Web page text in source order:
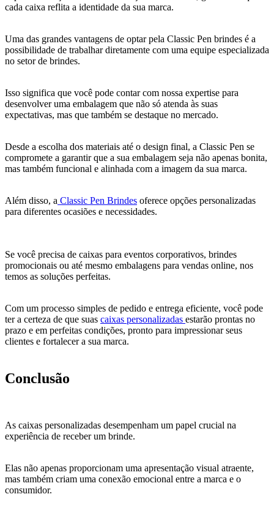
cada caixa reflita a identidade da sua marca.
Uma das grandes vantagens de optar pela Classic Pen brindes é a
possibilidade de trabalhar diretamente com uma equipe especializada
no setor de brindes.
Isso significa que você pode contar com nossa expertise para
desenvolver uma embalagem que não só atenda às suas
expectativas, mas que também se destaque no mercado.
Desde a escolha dos materiais até o design final, a Classic Pen se
compromete a garantir que a sua embalagem seja não apenas bonita,
mas também funcional e alinhada com a imagem da sua marca.
Além disso, a Classic Pen Brindes oferece opções personalizadas
para diferentes ocasiões e necessidades.
Se você precisa de caixas para eventos corporativos, brindes
promocionais ou até mesmo embalagens para vendas online, nos
temos as soluções perfeitas.
Com um processo simples de pedido e entrega eficiente, você pode
ter a certeza de que suas caixas personalizadas estarão prontas no
prazo e em perfeitas condições, pronto para impressionar seus
clientes e fortalecer a sua marca.
Conclusão
As caixas personalizadas desempenham um papel crucial na
experiência de receber um brinde.
Elas não apenas proporcionam uma apresentação visual atraente,
mas também criam uma conexão emocional entre a marca e o
consumidor.